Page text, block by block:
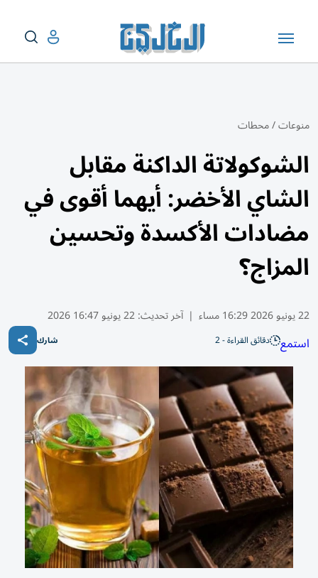
منوعات/محطات
الشوكولاتة الداكنة مقابل
الشاي الأخضر: أيهما أقوى في
مضادات الأكسدة وتحسين
المزاج؟
22 يونيو 2026 16:29 مساء | آخر تحديث:22 يونيو 16:47 2026
استمع دقائق القراءة - 2 شارك